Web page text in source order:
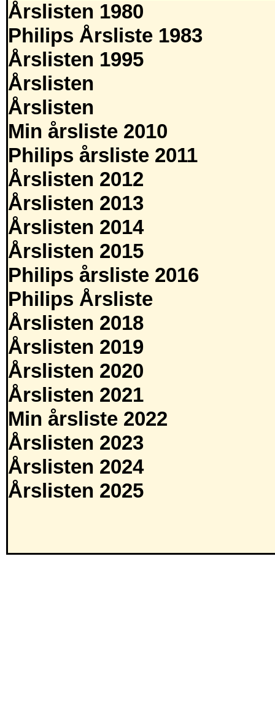
Årslisten 1980
Philips Årsliste 1983
Årslisten 1995
Årslisten
Årslisten
Min årsliste 2010
Philips årsliste 2011
Årslisten 2012
Årslisten 2013
Årslisten 2014
Årslisten 2015
Philips årsliste 2016
Philips Årsliste
Årslisten 2018
Årslisten 2019
Årslisten 2020
Årslisten 2021
Min årsliste 2022
Årslisten 2023
Årslisten 2024
Årslisten 2025